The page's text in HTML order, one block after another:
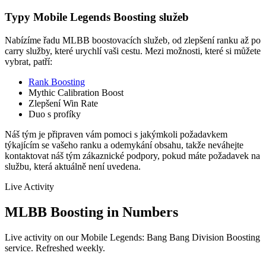
Typy Mobile Legends Boosting služeb
Nabízíme řadu MLBB boostovacích služeb, od zlepšení ranku až po
carry služby, které urychlí vaši cestu. Mezi možnosti, které si můžete
vybrat, patří:
Rank Boosting
Mythic Calibration Boost
Zlepšení Win Rate
Duo s profíky
Náš tým je připraven vám pomoci s jakýmkoli požadavkem
týkajícím se vašeho ranku a odemykání obsahu, takže neváhejte
kontaktovat náš tým zákaznické podpory, pokud máte požadavek na
službu, která aktuálně není uvedena.
Live Activity
MLBB Boosting in Numbers
Live activity on our Mobile Legends: Bang Bang Division Boosting
service. Refreshed weekly.